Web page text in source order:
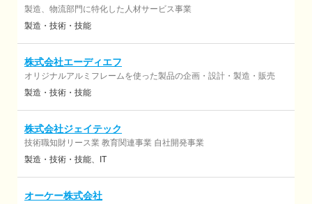
製造、物流部門に特化した人材サービス事業
製造・技術・技能
株式会社エーディエフ
オリジナルアルミフレームを使った製品の企画・設計・製造・販売
製造・技術・技能
株式会社ジェイテック
技術職知財リース業 教育関連事業 自社開発事業
製造・技術・技能
IT
オーケー株式会社